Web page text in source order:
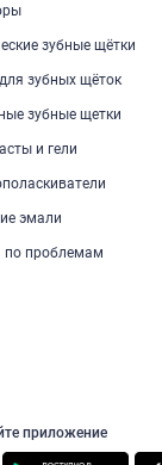
зубные щётки
зубных щёток
зубные щетки
и гели
эмали
по проблемам
приложение